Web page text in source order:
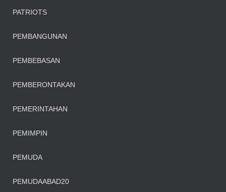
PATRIOTS
PEMBANGUNAN
PEMBEBASAN
PEMBERONTAKAN
PEMERINTAHAN
PEMIMPIN
PEMUDA
PEMUDAABAD20